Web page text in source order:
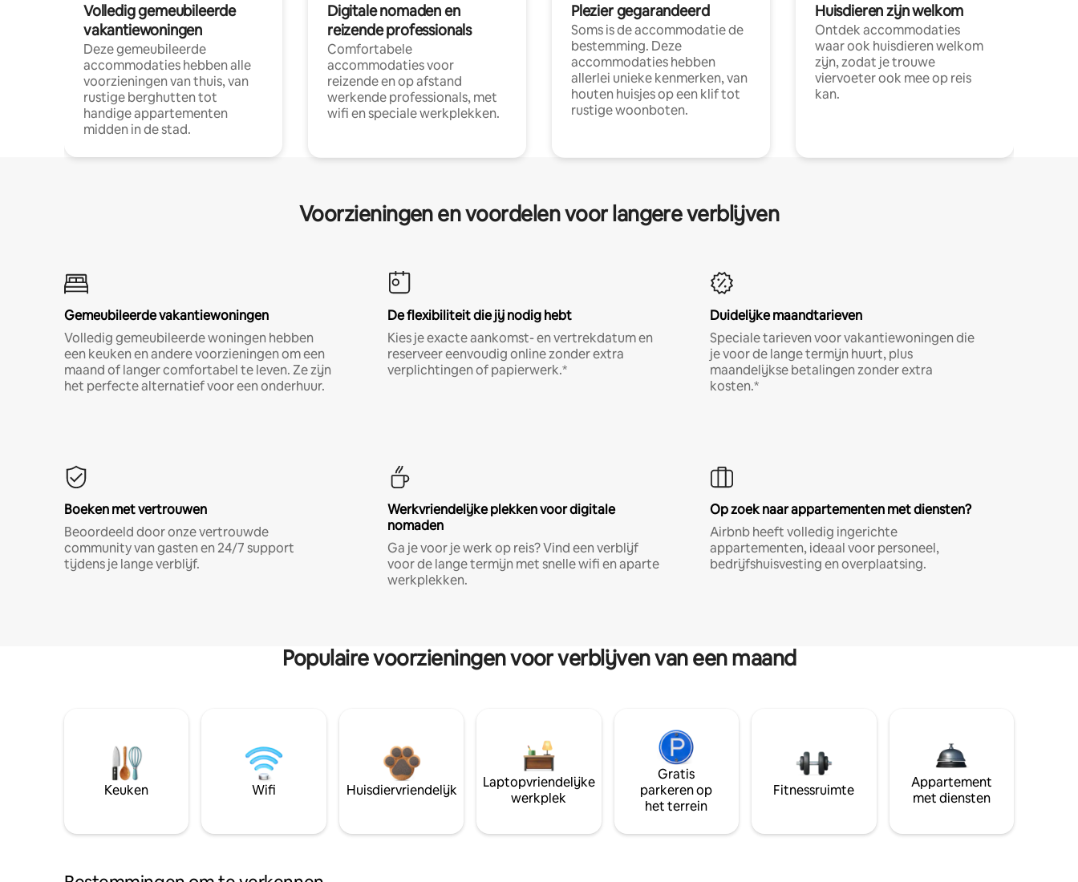
Volledig gemeubileerde
vakantiewoningen
Deze gemeubileerde
accommodaties hebben alle
voorzieningen van thuis, van
rustige berghutten tot
handige appartementen
midden in de stad.
Digitale nomaden en
reizende professionals
Comfortabele
accommodaties voor
reizende en op afstand
werkende professionals, met
wifi en speciale werkplekken.
Plezier gegarandeerd
Soms is de accommodatie de
bestemming. Deze
accommodaties hebben
allerlei unieke kenmerken, van
houten huisjes op een klif tot
rustige woonboten.
Huisdieren zijn welkom
Ontdek accommodaties
waar ook huisdieren welkom
zijn, zodat je trouwe
viervoeter ook mee op reis
kan.
Voorzieningen en voordelen voor langere verblijven
Gemeubileerde vakantiewoningen
Volledig gemeubileerde woningen hebben
een keuken en andere voorzieningen om een
maand of langer comfortabel te leven. Ze zijn
het perfecte alternatief voor een onderhuur.
De flexibiliteit die jij nodig hebt
Kies je exacte aankomst- en vertrekdatum en
reserveer eenvoudig online zonder extra
verplichtingen of papierwerk.*
Duidelijke maandtarieven
Speciale tarieven voor vakantiewoningen die
je voor de lange termijn huurt, plus
maandelijkse betalingen zonder extra
kosten.*
Boeken met vertrouwen
Beoordeeld door onze vertrouwde
community van gasten en 24/7 support
tijdens je lange verblijf.
Werkvriendelijke plekken voor digitale
nomaden
Ga je voor je werk op reis? Vind een verblijf
voor de lange termijn met snelle wifi en aparte
werkplekken.
Op zoek naar appartementen met diensten?
Airbnb heeft volledig ingerichte
appartementen, ideaal voor personeel,
bedrijfshuisvesting en overplaatsing.
Populaire voorzieningen voor verblijven van een maand
Keuken Wifi Huisdiervriendelijk
Laptopvriendelijke
werkplek
Gratis
parkeren op
het terrein
Fitnessruimte
Appartement
met diensten